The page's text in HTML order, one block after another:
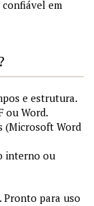
em
e estrutura.
ou Word.
(Microsoft Word
interno ou
Pronto para uso